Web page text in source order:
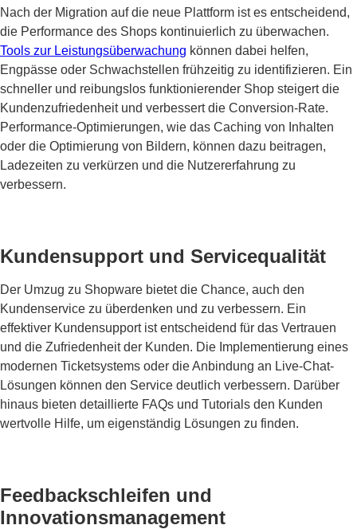
Nach der Migration auf die neue Plattform ist es entscheidend,
die Performance des Shops kontinuierlich zu überwachen.
Tools zur Leistungsüberwachung können dabei helfen,
Engpässe oder Schwachstellen frühzeitig zu identifizieren. Ein
schneller und reibungslos funktionierender Shop steigert die
Kundenzufriedenheit und verbessert die Conversion-Rate.
Performance-Optimierungen, wie das Caching von Inhalten
oder die Optimierung von Bildern, können dazu beitragen,
Ladezeiten zu verkürzen und die Nutzererfahrung zu
verbessern.
Kundensupport und Servicequalität
Der Umzug zu Shopware bietet die Chance, auch den
Kundenservice zu überdenken und zu verbessern. Ein
effektiver Kundensupport ist entscheidend für das Vertrauen
und die Zufriedenheit der Kunden. Die Implementierung eines
modernen Ticketsystems oder die Anbindung an Live-Chat-
Lösungen können den Service deutlich verbessern. Darüber
hinaus bieten detaillierte FAQs und Tutorials den Kunden
wertvolle Hilfe, um eigenständig Lösungen zu finden.
Feedbackschleifen und
Innovationsmanagement